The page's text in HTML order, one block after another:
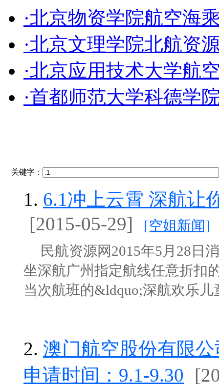
·北京物资学院航空海
·北京文理学院北航资
·北京应用技术大学航
·首都师范大学科德学
关键字：
1. 6.1冲上云霄 深航让
[2015-05-29]
[空姐新闻]
民航资源网2015年5月28日
坐深航广州指定航线任意折扣
当次航班的&ldquo;深航欢乐儿
2. 澳门航空股份有限
申请时间：9.1-9.30